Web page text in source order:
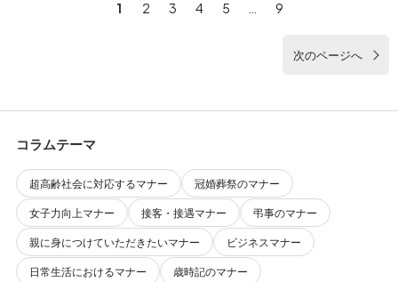
1 2 3 4 5 9
次のページへ
コラムテーマ
超高齢社会に対応するマナー
冠婚葬祭のマナー
女子力向上マナー
接客・接遇マナー
弔事のマナー
親に身につけていただきたいマナー
ビジネスマナー
日常生活におけるマナー
歳時記のマナー